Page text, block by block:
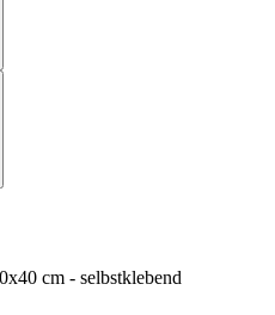
cm - selbstklebend